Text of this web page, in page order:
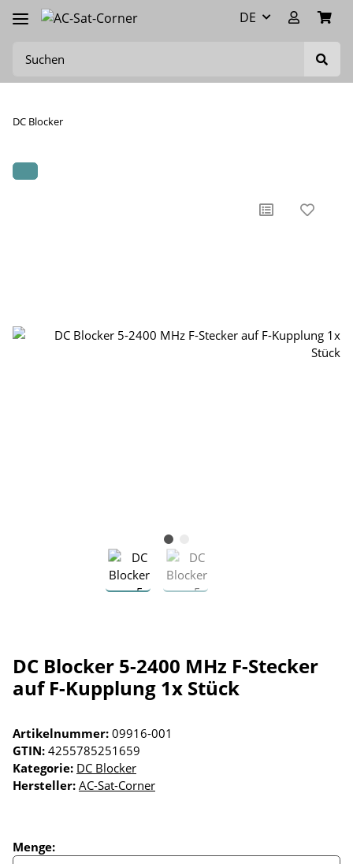
DE
DC Blocker
DC Blocker 5-2400 MHz F-Stecker
auf F-Kupplung 1x Stück
Artikelnummer: 09916-001
GTIN: 4255785251659
Kategorie: DC Blocker
Hersteller: AC-Sat-Corner
Menge: